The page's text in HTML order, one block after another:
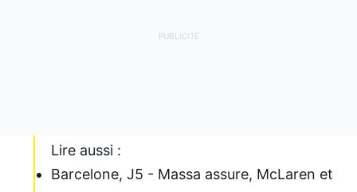
Lire aussi :
Barcelone, J5 - Massa assure, McLaren et